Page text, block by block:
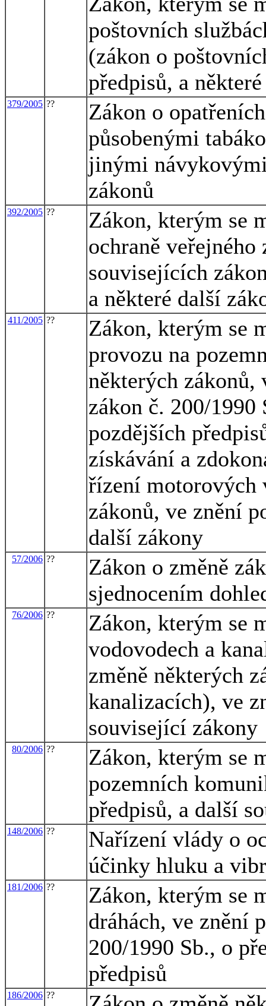
poštovních
(zákon o
předpisů, a
379/2005 ??
Zákon o
působenými
jinými
zákonů
392/2005 ??
Zákon, kterým se
ochraně
souvisejících
a některé další
411/2005 ??
Zákon, kterým se
provozu na
některých zákonů,
zákon č. 200/1990
pozdějších
získávání a
řízení motorových
zákonů, ve znění
další zákony
57/2006 ??
Zákon o změně
sjednocením
76/2006 ??
Zákon, kterým se
vodovodech a
změně některých
kanalizacích), ve
související zákony
80/2006 ??
Zákon, kterým se
pozemních
předpisů, a další
148/2006 ??
Nařízení vlády o
účinky hluku a
181/2006 ??
Zákon, kterým se
dráhách, ve znění
200/1990 Sb., o
předpisů
186/2006 ??